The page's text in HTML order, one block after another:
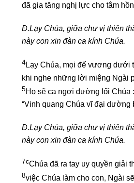
đã gia tăng nghị lực cho tâm
Đ.Lạy Chúa, giữa chư vị thiên
này con xin đàn ca kính Chúa.
4Lạy Chúa, mọi đế vương dưới
khi nghe những lời miệng Ngài
5Họ sẽ ca ngợi đường lối Chúa :
“Vinh quang Chúa vĩ đại dường
Đ.Lạy Chúa, giữa chư vị thiên
này con xin đàn ca kính Chúa.
7cChúa đã ra tay uy quyền giải
8việc Chúa làm cho con, Ngài